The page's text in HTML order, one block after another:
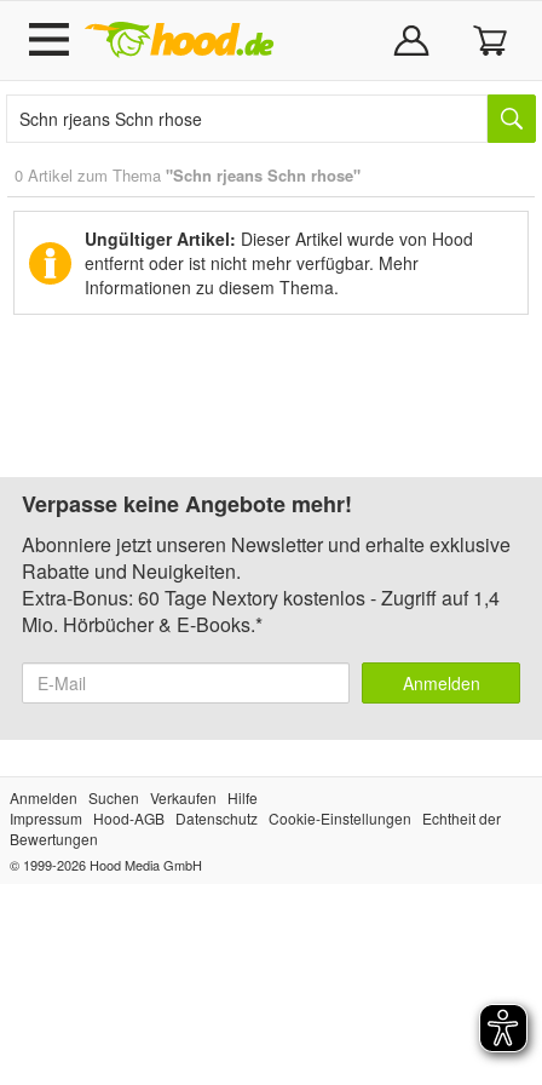
0 Artikel zum Thema "Schn rjeans Schn rhose"
Ungültiger Artikel: Dieser Artikel wurde von Hood
entfernt oder ist nicht mehr verfügbar. Mehr
Informationen zu diesem Thema.
Verpasse keine Angebote mehr!
Abonniere jetzt unseren Newsletter und erhalte exklusive
Rabatte und Neuigkeiten.
Extra-Bonus: 60 Tage Nextory kostenlos - Zugriff auf 1,4
Mio. Hörbücher & E-Books.*
Anmelden
Anmelden Suchen Verkaufen
Hilfe
Impressum
Hood-AGB Datenschutz Cookie-Einstellungen
Echtheit der
Bewertungen
© 1999-2026 Hood Media GmbH